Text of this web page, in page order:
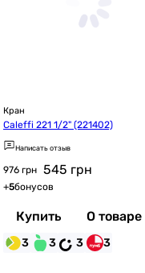
Кран
Caleffi 221 1/2" (221402)
Написать отзыв
976 грн 545 грн
+5бонусов
Купить О товаре
3 3 3 3